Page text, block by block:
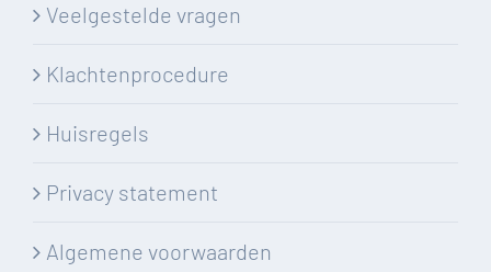
Veelgestelde vragen
Klachtenprocedure
Huisregels
Privacy statement
Algemene voorwaarden